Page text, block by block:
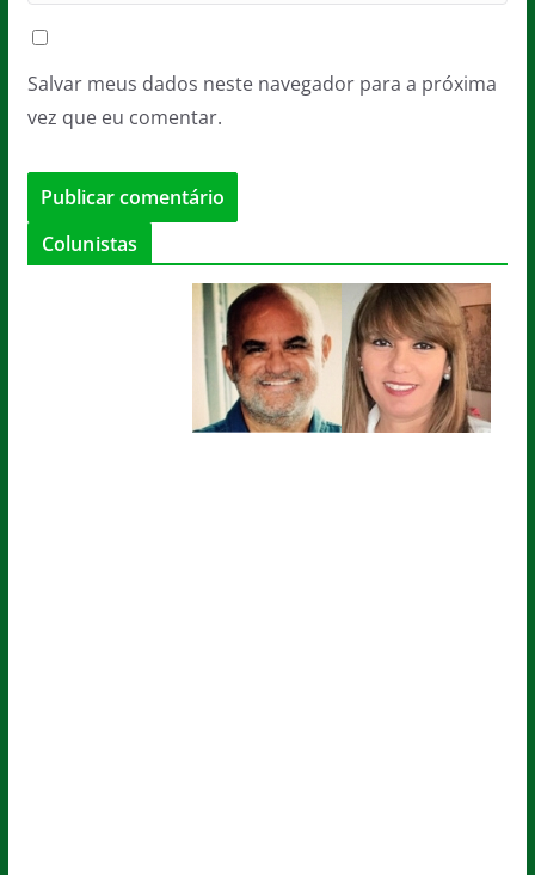
Salvar meus dados neste navegador para a próxima
vez que eu comentar.
Colunistas